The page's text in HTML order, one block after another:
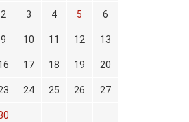
2 3 4 5 6
9 10 11 12 13
17 18 19 20
24 25 26 27